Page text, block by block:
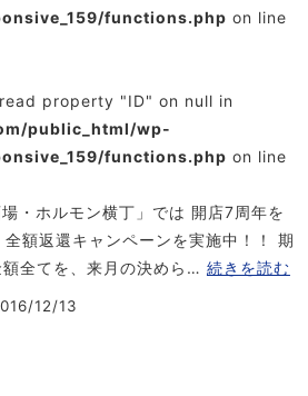
functions.php on line
property "ID" on null in
public_html/wp-
functions.php on line
・ホルモン横丁」では 開店7周年を
額返還キャンペーンを実施中！！ 期
全てを、来月の決めら… 続きを読む
12/13